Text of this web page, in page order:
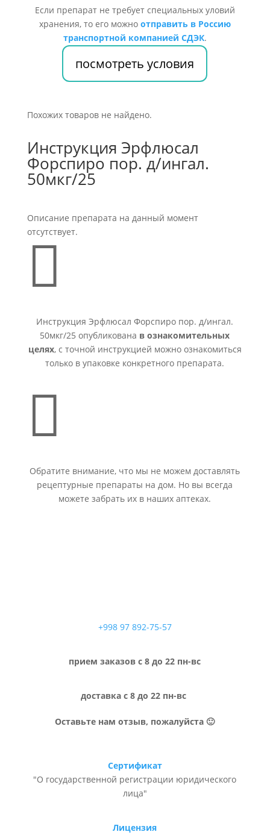
Если препарат не требует специальных уловий
хранения, то его можно отправить в Россию
транспортной компанией СДЭК.
посмотреть условия
Похожих товаров не найдено.
Инструкция Эрфлюсал
Форспиро пор. д/ингал.
50мкг/25
Описание препарата на данный момент
отсутствует.

Инструкция Эрфлюсал Форспиро пор. д/ингал.
50мкг/25 опубликована в ознакомительных
целях, с точной инструкцией можно ознакомиться
только в упаковке конкретного препарата.

Обратите внимание, что мы не можем доставлять
рецептурные препараты на дом. Но вы всегда
можете забрать их в наших аптеках.
+998 97 892-75-57
прием заказов с 8 до 22 пн-вс
доставка с 8 до 22 пн-вс
Оставьте нам отзыв, пожалуйста 🙂
Сертификат
"О государственной регистрации юридического
лица"
Лицензия